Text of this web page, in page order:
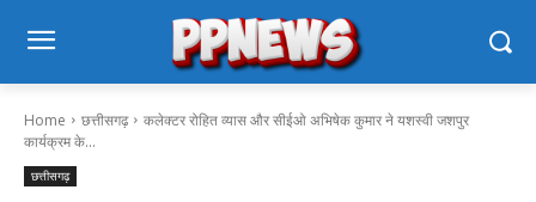
Home छत्तीसगढ़
कलेक्टर रोहित व्यास और सीईओ अभिषेक कुमार ने यशस्वी जशपुर
कार्यक्रम के...
छत्तीसगढ़